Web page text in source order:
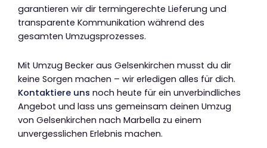
garantieren wir dir termingerechte Lieferung und
transparente Kommunikation während des
gesamten Umzugsprozesses.
Mit Umzug Becker aus Gelsenkirchen musst du dir
keine Sorgen machen – wir erledigen alles für dich.
Kontaktiere uns noch heute für ein unverbindliches
Angebot und lass uns gemeinsam deinen Umzug
von Gelsenkirchen nach Marbella zu einem
unvergesslichen Erlebnis machen.